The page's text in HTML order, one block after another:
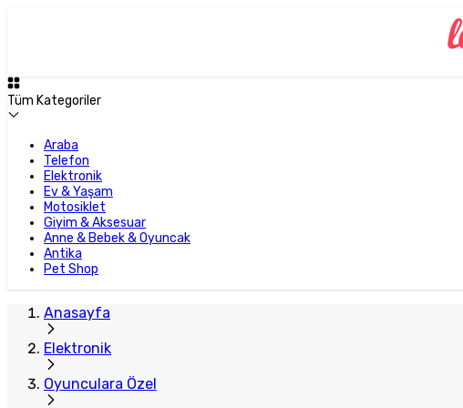
Tüm Kategoriler
Araba
Telefon
Elektronik
Ev & Yaşam
Motosiklet
Giyim & Aksesuar
Anne & Bebek & Oyuncak
Antika
Pet Shop
Anasayfa
Elektronik
Oyunculara Özel